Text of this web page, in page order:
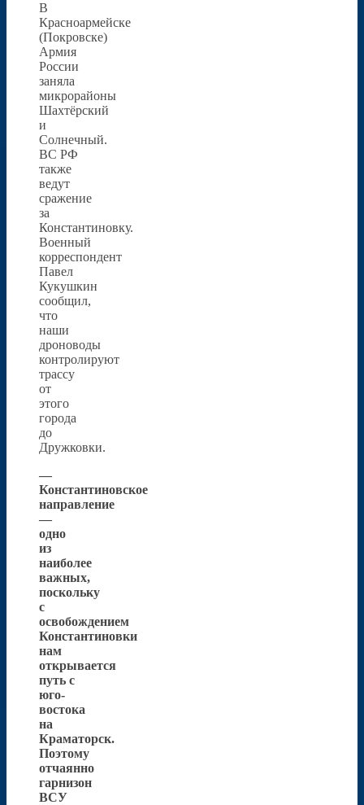
В
Красноармейске
(Покровске)
Армия
России
заняла
микрорайоны
Шахтёрский
и
Солнечный.
ВС РФ
также
ведут
сражение
за
Константиновку.
Военный
корреспондент
Павел
Кукушкин
сообщил,
что
наши
дроноводы
контролируют
трассу
от
этого
города
до
Дружковки.
—
Константиновское
направление
—
одно
из
наиболее
важных,
поскольку
с
освобождением
Константиновки
нам
открывается
путь с
юго-
востока
на
Краматорск.
Поэтому
отчаянно
гарнизон
ВСУ